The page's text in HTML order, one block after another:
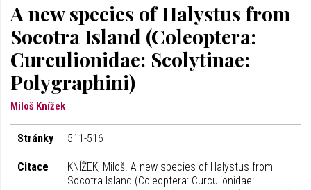
A new species of Halystus from
Socotra Island (Coleoptera:
Curculionidae: Scolytinae:
Polygraphini)
Miloš Knížek
Stránky 511-516
Citace
KNÍŽEK, Miloš. A new species of Halystus from
Socotra Island (Coleoptera: Curculionidae: